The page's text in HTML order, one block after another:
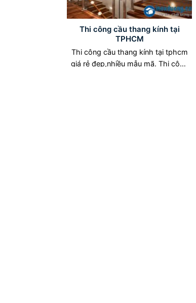
Thi công cầu thang kính tại
TPHCM
Thi công cầu thang kính tại tphcm
giá rẻ đẹp,nhiều mẫu mã. Thi công